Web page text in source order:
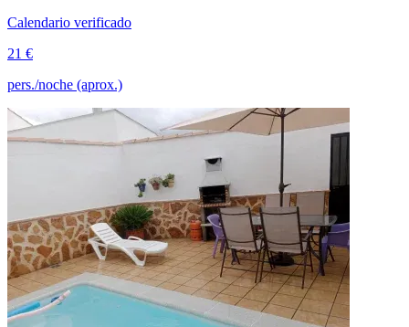
Calendario verificado
21 €
pers./noche (aprox.)